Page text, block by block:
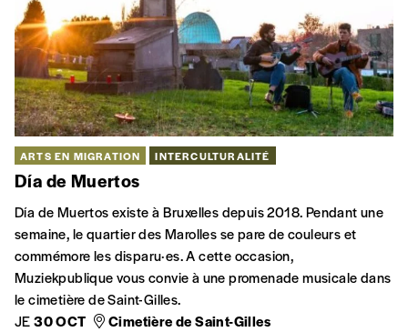
ARTS EN MIGRATION INTERCULTURALITÉ
Día de Muertos
Día de Muertos existe à Bruxelles depuis 2018. Pendant une
semaine, le quartier des Marolles se pare de couleurs et
commémore les disparu·es. A cette occasion,
Muziekpublique vous convie à une promenade musicale dans
le cimetière de Saint-Gilles.
JE30 OCT
Cimetière de Saint-Gilles